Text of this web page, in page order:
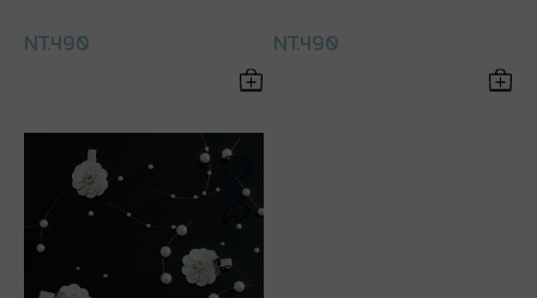
NT.490 NT.490